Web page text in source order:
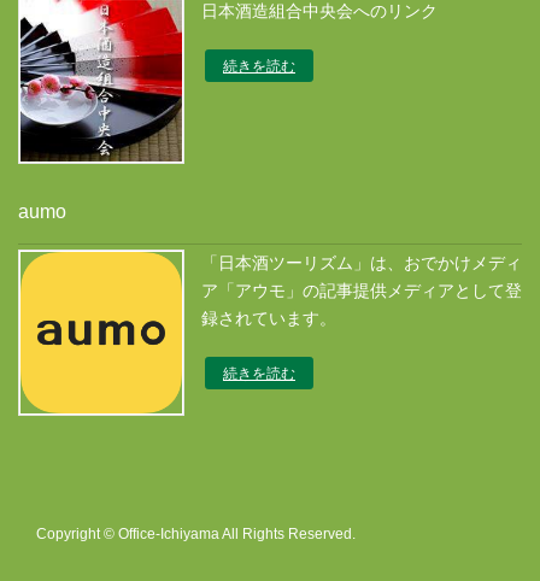
日本酒造組合中央会へのリンク
続きを読む
aumo
「日本酒ツーリズム」は、おでかけメディ
ア「アウモ」の記事提供メディアとして登
録されています。
続きを読む
Copyright © Office-Ichiyama All Rights Reserved.